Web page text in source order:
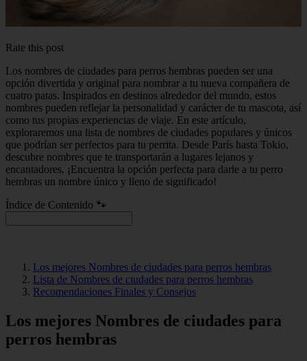
Rate this post
Los nombres de ciudades para perros hembras pueden ser una
opción divertida y original para nombrar a tu nueva compañera de
cuatro patas. Inspirados en destinos alrededor del mundo, estos
nombres pueden reflejar la personalidad y carácter de tu mascota, así
como tus propias experiencias de viaje. En este artículo,
exploraremos una lista de nombres de ciudades populares y únicos
que podrían ser perfectos para tu perrita. Desde París hasta Tokio,
descubre nombres que te transportarán a lugares lejanos y
encantadores. ¡Encuentra la opción perfecta para darle a tu perro
hembras un nombre único y lleno de significado!
Índice de Contenido 🐾
Los mejores Nombres de ciudades para perros hembras
Lista de Nombres de ciudades para perros hembras
Recomendaciones Finales y Consejos
Los mejores Nombres de ciudades para
perros hembras